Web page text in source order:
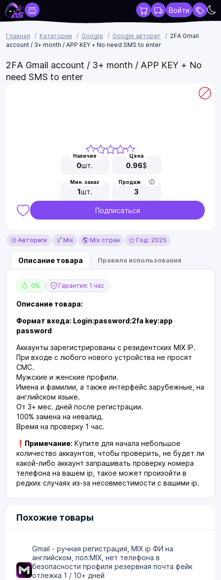
Войти
Главная Категории Google Google авторег
2FA Gmail
account / 3+ month / APP KEY + No need SMS to enter
2FA Gmail account / 3+ month / APP KEY + No
need SMS to enter
Наличие
0шт.
Цена
0.96$
Мин. заказ
1шт.
Продаж
3
Подписаться
Автореги Mix Mix стран Год: 2025
Описание товара Правила использования
0% Гарантия: 1 час
Описание товара:
Формат входа: Login:password:2fa key:app
password
Аккаунты зарегистрированы с резидентских MIX IP.
При входе с любого нового устройства не просят
СМС.
Мужские и женские профили.
Имена и фамилии, а также интерфейс зарубежные, на
английском языке.
От 3+ мес. дней после регистрации.
100% замена на невалид.
Время на проверку 1 час.
❗ Примечание: Купите для начала небольшое
количество аккаунтов, чтобы проверить, не будет ли
какой-либо аккаунт запрашивать проверку номера
телефона на вашем ip, такое может произойти в
редких случаях из-за несовместимости с вашими ip.
Похожие товары
Gmail - ручная регистрация, MIX ip ФИ на
английском, пол:MIX, нет телефона в
безопасности профиля резервная почта фейк
отлежка 1 / 10+ дней